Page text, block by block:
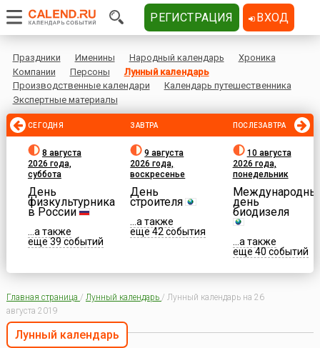
Праздники Именины Народный календарь
Хроника
Компании
Персоны
Лунный календарь
Производственные календари
Календарь путешественника
Экспертные материалы
СЕГОДНЯ
8 августа
2026 года,
суббота
День
физкультурника
в России
...а также
еще 39 событий
ЗАВТРА
9 августа
2026 года,
воскресенье
День
строителя
...а также
еще 42 события
ПОСЛЕЗАВТРА
10 августа
2026 года,
понедельник
день
биодизеля
...а также
еще 40 событий
Главная страница / Лунный календарь / Лунный календарь на 26
августа 2019
Лунный календарь
РЕГИСТРАЦИЯ ВХОД